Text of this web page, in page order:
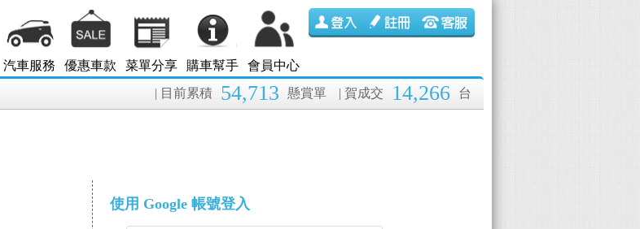
汽車服務 優惠車款 菜單分享 購車幫手 會員中心
| 賀成交 14,266 台
| 目前累積 54,713 懸賞單
使用 Google 帳號登入